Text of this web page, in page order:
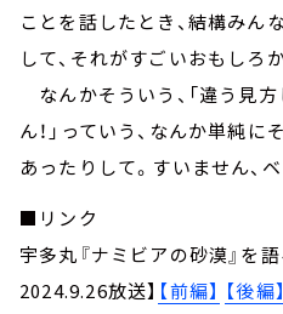
ことを話したとき、結構みん
して、それがすごいおもしろ
なんかそういう、「違う見
ん！」っていう、なんか単純
あったりして。すいません、
■リンク
宇多丸『ナミビアの砂漠』を
2024.9.26放送】 【前編】 【後編】